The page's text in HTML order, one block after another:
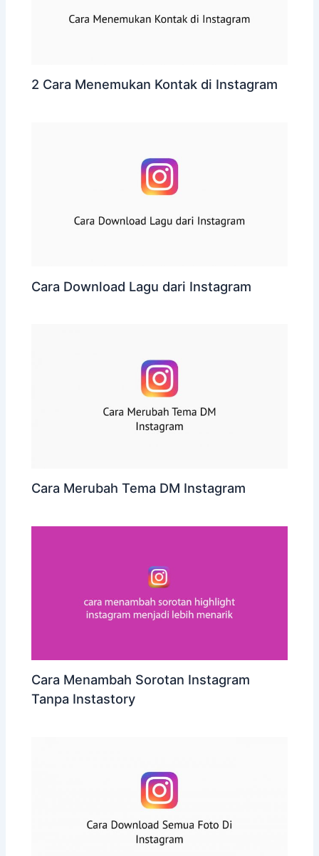
2 Cara Menemukan Kontak di Instagram
Cara Download Lagu dari Instagram
Cara Merubah Tema DM Instagram
Cara Menambah Sorotan Instagram
Tanpa Instastory